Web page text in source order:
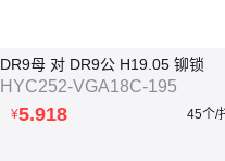
DR9母 对 DR9公 H19.05 铆锁
HYC252-VGA18C-195
¥5.918 45个/